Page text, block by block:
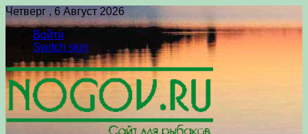
Четверг , 6 Август 2026
Войти
Switch skin